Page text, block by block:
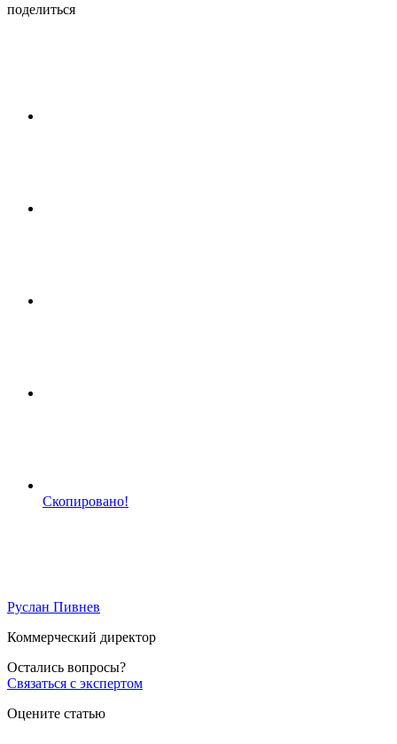
поделиться
Скопировано!
Руслан Пивнев
Коммерческий директор
Остались вопросы?
Связаться с экспертом
Оцените статью